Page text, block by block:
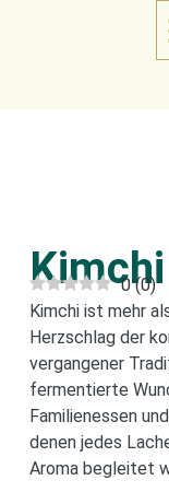
Kimchi
0 (0)
Kimchi ist mehr
Herzschlag der
vergangener
fermentierte
Familienessen
denen jedes
Aroma begleitet